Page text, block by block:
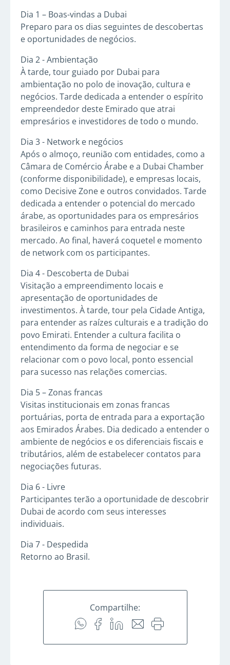
Dia 1 – Boas-vindas a Dubai
Preparo para os dias seguintes de descobertas
e oportunidades de negócios.
Dia 2 - Ambientação
À tarde, tour guiado por Dubai para
ambientação no polo de inovação, cultura e
negócios. Tarde dedicada a entender o espírito
empreendedor deste Emirado que atrai
empresários e investidores de todo o mundo.
Dia 3 - Network e negócios
Após o almoço, reunião com entidades, como a
Câmara de Comércio Árabe e a Dubai Chamber
(conforme disponibilidade), e empresas locais,
como Decisive Zone e outros convidados. Tarde
dedicada a entender o potencial do mercado
árabe, as oportunidades para os empresários
brasileiros e caminhos para entrada neste
mercado. Ao final, haverá coquetel e momento
de network com os participantes.
Dia 4 - Descoberta de Dubai
Visitação a empreendimento locais e
apresentação de oportunidades de
investimentos. À tarde, tour pela Cidade Antiga,
para entender as raízes culturais e a tradição do
povo Emirati. Entender a cultura facilita o
entendimento da forma de negociar e se
relacionar com o povo local, ponto essencial
para sucesso nas relações comercias.
Dia 5 – Zonas francas
Visitas institucionais em zonas francas
portuárias, porta de entrada para a exportação
aos Emirados Árabes. Dia dedicado a entender o
ambiente de negócios e os diferenciais fiscais e
tributários, além de estabelecer contatos para
negociações futuras.
Dia 6 - Livre
Participantes terão a oportunidade de descobrir
Dubai de acordo com seus interesses
individuais.
Dia 7 - Despedida
Retorno ao Brasil.
Compartilhe: